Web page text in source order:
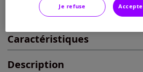
En stock
46 -En stock
48 -En stock
Ajouter au panier
Caractéristiques
Description
Je refuse